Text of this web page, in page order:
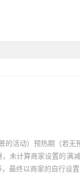
的活动）预热期（若
未计算商家设置的
最终以商家的自行设